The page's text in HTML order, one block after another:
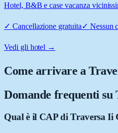
Hotel, B&B e case vacanza
✓ Cancellazione gratuita✓ Nessun
Vedi gli hotel →
Come arrivare a
Domande frequenti su
Qual è il CAP di Traversa Ii